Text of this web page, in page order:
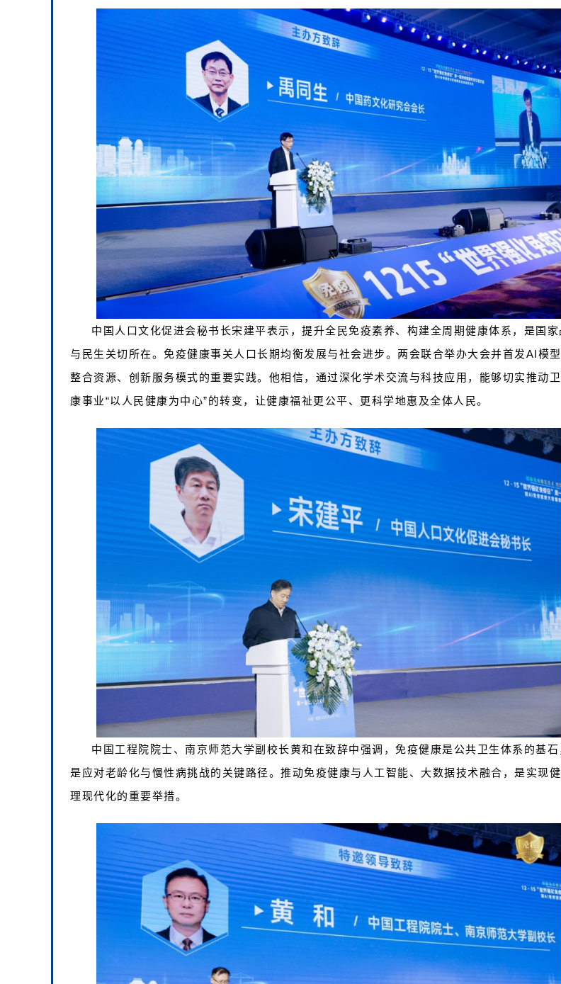
中国人口文化促进会秘书长宋建平表示，提升全民免疫素养、构建全周期健康体系，是国家
与民生关切所在。免疫健康事关人口长期均衡发展与社会进步。两会联合举办大会并首发AI模
整合资源、创新服务模式的重要实践。他相信，通过深化学术交流与科技应用，能够切实推动
康事业“以人民健康为中心”的转变，让健康福祉更公平、更科学地惠及全体人民。
中国工程院院士、南京师范大学副校长黄和在致辞中强调，免疫健康是公共卫生体系的基石
是应对老龄化与慢性病挑战的关键路径。推动免疫健康与人工智能、大数据技术融合，是实现
理现代化的重要举措。